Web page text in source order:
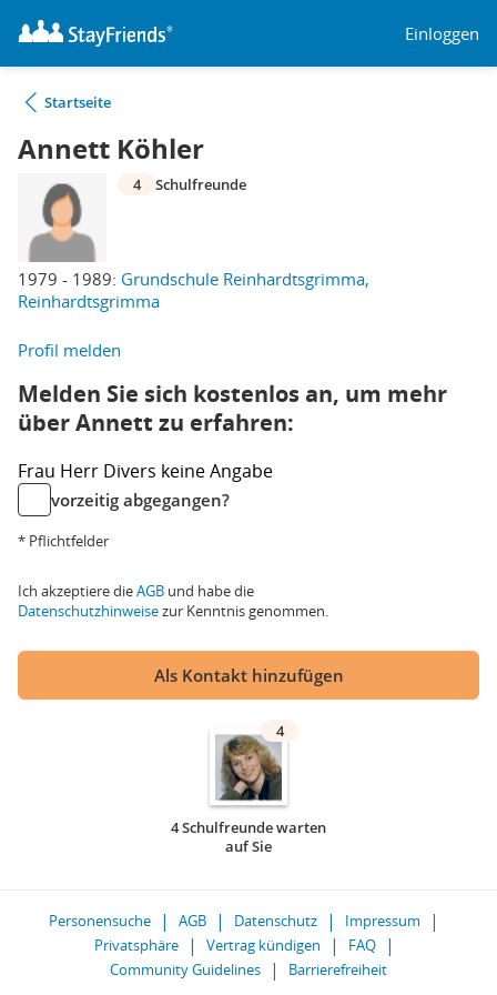
Einloggen
Startseite
Annett Köhler
1979 - 1989: Grundschule Reinhardtsgrimma,
Reinhardtsgrimma
4 Schulfreunde
Profil melden
Melden Sie sich kostenlos an, um mehr
über Annett zu erfahren:
Frau Herr Divers keine Angabe
vorzeitig abgegangen?
* Pflichtfelder
Ich akzeptiere dieAGB und habe die
Datenschutzhinweisezur Kenntnis genommen.
Als Kontakt hinzufügen
4
4 Schulfreunde warten
auf Sie
Personensuche AGB Datenschutz
Impressum
Privatsphäre
Vertrag kündigen
FAQ
Community Guidelines
Barrierefreiheit